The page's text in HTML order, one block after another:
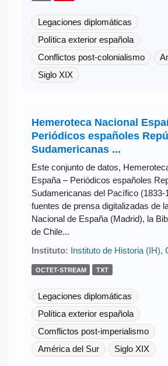
Legaciones diplomáticas
Política exterior española
Conflictos post-colonialismo
Siglo XIX
Hemeroteca Nacional
Periódicos españoles
Sudamericanas ...
Este conjunto de datos,
España – Periódicos españoles
Sudamericanas del Pacífico (1833-
fuentes de prensa digitalizadas de
Nacional de España (Madrid), la
de Chile...
Instituto: Instituto de Historia (IH),
OCTET-STREAM TXT
Legaciones diplomáticas
Política exterior española
Comflictos post-imperialismo
América del Sur
Siglo XIX